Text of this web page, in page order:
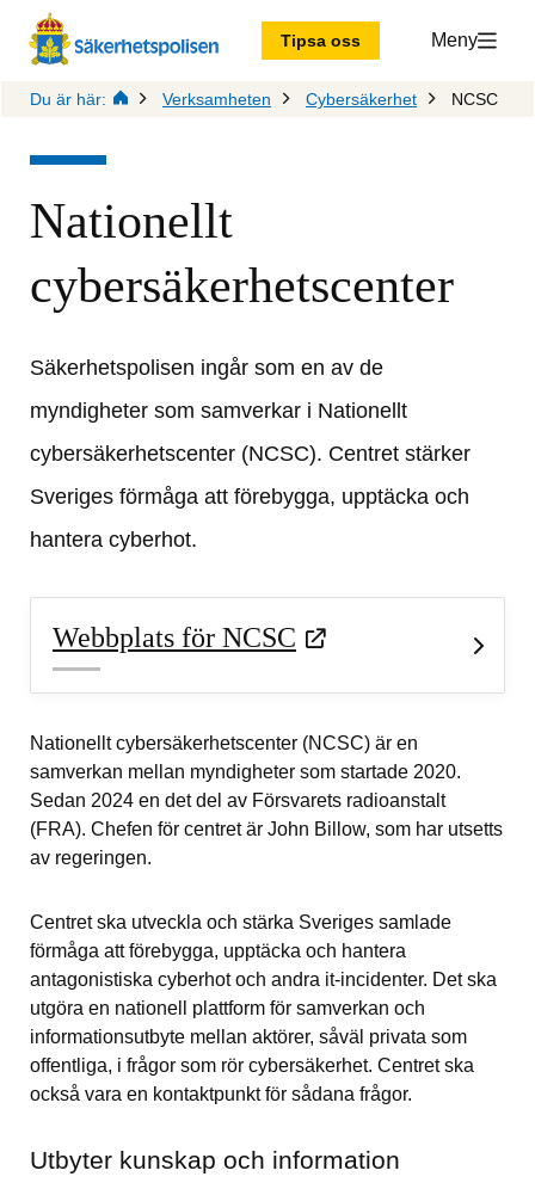
Tipsa oss Meny
Du är här: Verksamheten Cybersäkerhet NCSC
Nationellt
cybersäkerhetscenter
Säkerhetspolisen ingår som en av de
myndigheter som samverkar i Nationellt
cybersäkerhetscenter (NCSC). Centret stärker
Sveriges förmåga att förebygga, upptäcka och
hantera cyberhot.
Webbplats för NCSC
Nationellt cybersäkerhetscenter (NCSC) är en
samverkan mellan myndigheter som startade 2020.
Sedan 2024 en det del av Försvarets radioanstalt
(FRA). Chefen för centret är John Billow, som har utsetts
av regeringen.
Centret ska utveckla och stärka Sveriges samlade
förmåga att förebygga, upptäcka och hantera
antagonistiska cyberhot och andra it-incidenter. Det ska
utgöra en nationell plattform för samverkan och
informationsutbyte mellan aktörer, såväl privata som
offentliga, i frågor som rör cybersäkerhet. Centret ska
också vara en kontaktpunkt för sådana frågor.
Utbyter kunskap och information